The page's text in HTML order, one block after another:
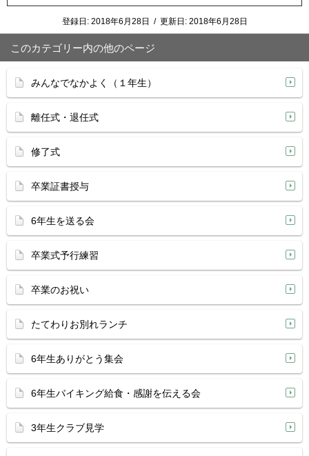
登録日: 2018年6月28日 / 更新日: 2018年6月28日
このカテゴリー内の他のページ
みんなでなかよく（１年生）
離任式・退任式
修了式
卒業証書授与
6年生を送る会
卒業式予行練習
卒業のお祝い
たてわりお別れランチ
6年生ありがとう集会
6年生バイキング給食・感謝を伝える会
3年生クラブ見学